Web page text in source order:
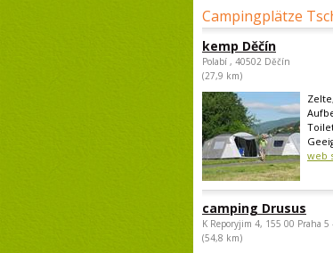
Campingplätze
kemp Děčín
Polabí , 40502 Děčín
(27,9 km)
web
camping Drusus
K Reporyjim 4, 155 00 Praha 5
(54,8 km)